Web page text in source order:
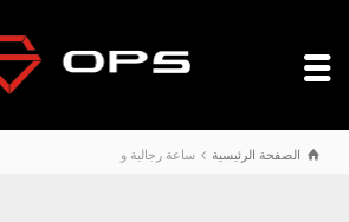
الصفحة الرئيسية ساعة رجالية و